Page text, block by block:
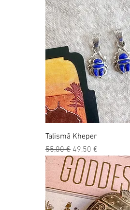
Talismã Kheper
Preço normal
55,00 € Preço promocional
49,50 €